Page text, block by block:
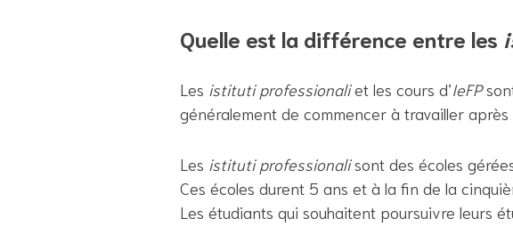
Quelle est la différence entre les
Les istituti professionaliet les cours d’IeFP
généralement de commencer à travailler
Les istituti professionalisont des écoles
Ces écoles durent 5 ans et à la fin de la
Les étudiants qui souhaitent poursuivre leurs